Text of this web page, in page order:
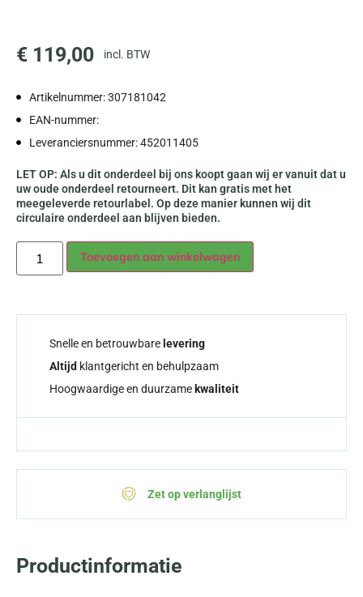
€ 119,00 incl. BTW
Artikelnummer: 307181042
EAN-nummer:
Leveranciersnummer: 452011405
LET OP: Als u dit onderdeel bij ons koopt gaan wij er vanuit dat u
uw oude onderdeel retourneert. Dit kan gratis met het
meegeleverde retourlabel. Op deze manier kunnen wij dit
circulaire onderdeel aan blijven bieden.
Toevoegen aan winkelwagen
Snelle en betrouwbare levering
Altijd klantgericht en behulpzaam
Hoogwaardige en duurzame kwaliteit
Zet op verlanglijst
Productinformatie